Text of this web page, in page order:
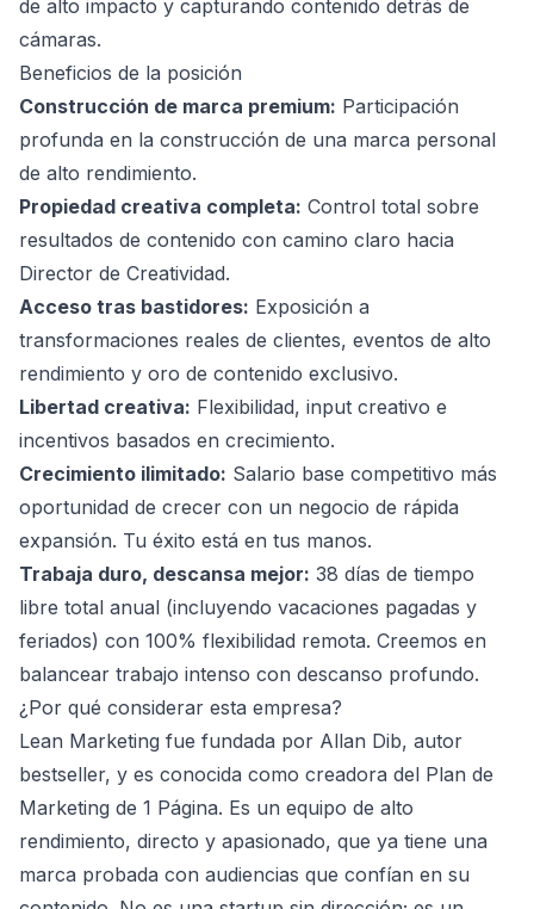
de alto impacto y capturando contenido detrás de
cámaras.
Beneficios de la posición
Construcción de marca premium: Participación
profunda en la construcción de una marca personal
de alto rendimiento.
Propiedad creativa completa: Control total sobre
resultados de contenido con camino claro hacia
Director de Creatividad.
Acceso tras bastidores: Exposición a
transformaciones reales de clientes, eventos de alto
rendimiento y oro de contenido exclusivo.
Libertad creativa: Flexibilidad, input creativo e
incentivos basados en crecimiento.
Crecimiento ilimitado: Salario base competitivo más
oportunidad de crecer con un negocio de rápida
expansión. Tu éxito está en tus manos.
Trabaja duro, descansa mejor: 38 días de tiempo
libre total anual (incluyendo vacaciones pagadas y
feriados) con 100% flexibilidad remota. Creemos en
balancear trabajo intenso con descanso profundo.
¿Por qué considerar esta empresa?
Lean Marketing fue fundada por Allan Dib, autor
bestseller, y es conocida como creadora del Plan de
Marketing de 1 Página. Es un equipo de alto
rendimiento, directo y apasionado, que ya tiene una
marca probada con audiencias que confían en su